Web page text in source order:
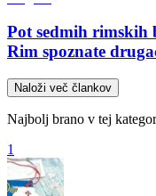
Pot sedmih rimskih
Rim spoznate
Naloži več člankov
Najbolj brano v tej
1